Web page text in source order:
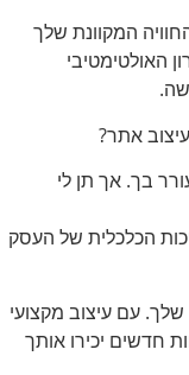
המקוונת שלך
האולטימטיבי
אתר?
בך. אך תן לי
הכלכלית של העסק
עם עיצוב מקצועי
חדשים יכירו אותך